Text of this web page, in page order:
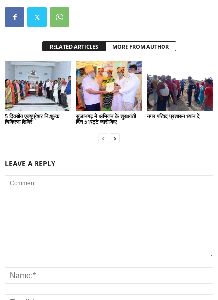
RELATED ARTICLES MORE FROM AUTHOR
5 दिवसीय एक्यूप्रेशर निःशुल्क
चिकित्सा शिविर
सुजानगढ़ मे अभियान के शुरुआती
दिन 51पट्टे जारी किए
नगर परिषद प्रशासन ध्यान दें
LEAVE A REPLY